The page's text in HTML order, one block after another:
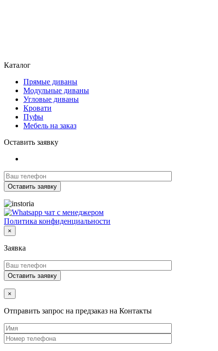
Каталог
Прямые диваны
Модульные диваны
Угловые диваны
Кровати
Пуфы
Мебель на заказ
Оставить заявку
Политика конфиденциальности
×
Заявка
×
Отправить запрос на предзаказ на Контакты